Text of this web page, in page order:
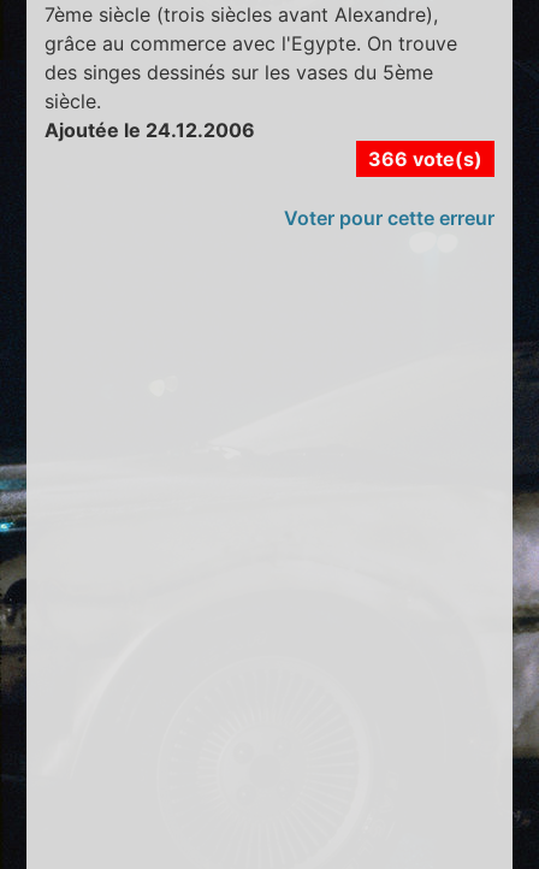
7ème siècle (trois siècles avant Alexandre),
grâce au commerce avec l'Egypte. On trouve
des singes dessinés sur les vases du 5ème
siècle.
Ajoutée le 24.12.2006
366 vote(s)
Voter pour cette erreur